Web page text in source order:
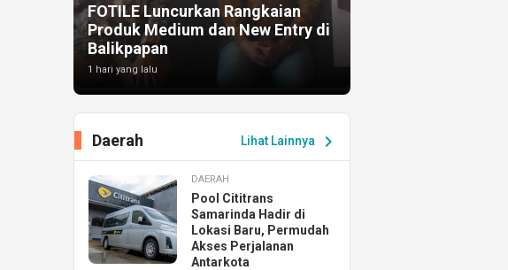
FOTILE Luncurkan Rangkaian
Produk Medium dan New Entry di
Balikpapan
1 hari yang lalu
Lihat Lainnya chevron_right
Daerah
DAERAH
Pool Cititrans
Samarinda Hadir di
Lokasi Baru, Permudah
Akses Perjalanan
Antarkota